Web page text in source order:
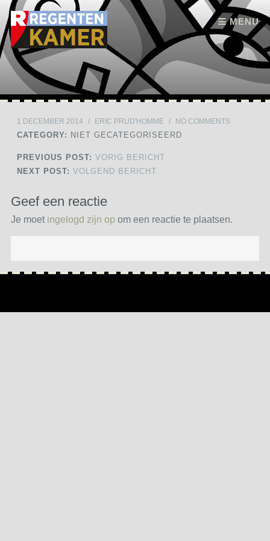
MENU
Skip to content
1 DECEMBER 2014 / ERIC PRUD'HOMME / NO COMMENTS
CATEGORY: NIET GECATEGORISEERD
PREVIOUS POST: VORIG BERICHT
NEXT POST: VOLGEND BERICHT
Geef een reactie
Je moet ingelogd zijn op om een reactie te plaatsen.